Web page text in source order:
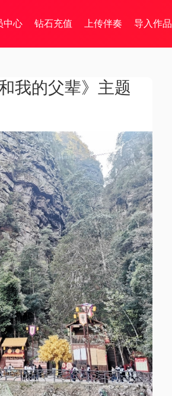
中心 钻石充值 上传伴奏 导入作品
我的父辈》主题